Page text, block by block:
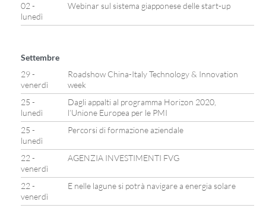
02 -
lunedì
Webinar sul sistema giapponese delle start-up
Settembre
29 -
venerdì
Roadshow China-Italy Technology & Innovation
week
25 -
lunedì
Dagli appalti al programma Horizon 2020,
l’Unione Europea per le PMI
25 -
lunedì
Percorsi di formazione aziendale
22 -
venerdì
AGENZIA INVESTIMENTI FVG
22 -
venerdì
E nelle lagune si potrà navigare a energia solare